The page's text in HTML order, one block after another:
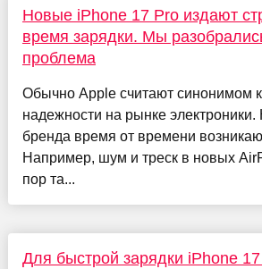
Новые iPhone 17 Pro издают
время зарядки. Мы
проблема
Обычно Apple считают синонимом
надежности на рынке электроники.
бренда время от времени
Например, шум и треск в новых
пор та...
Для быстрой зарядки iPhone